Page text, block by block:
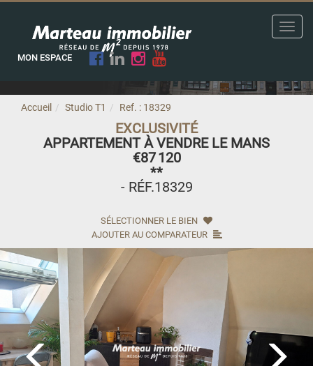
MON ESPACE
Accueil Studio T1 Ref. : 18329
EXCLUSIVITÉ
APPARTEMENT À VENDRE LE MANS
€87 120
**
- RÉF.18329
SÉLECTIONNER LE BIEN
AJOUTER AU COMPARATEUR